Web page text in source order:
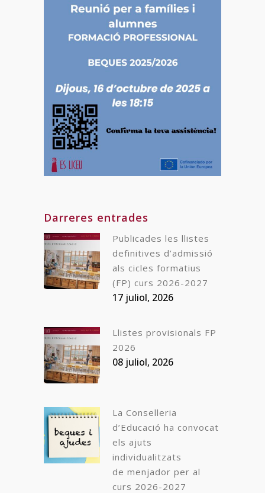
Darreres entrades
Publicades les llistes
definitives d’admissió
als cicles formatius
(FP) curs 2026-2027
17 juliol, 2026
Llistes provisionals FP
2026
08 juliol, 2026
La Conselleria
d’Educació ha convocat
els ajuts
individualitzats
de menjador per al
curs 2026-2027